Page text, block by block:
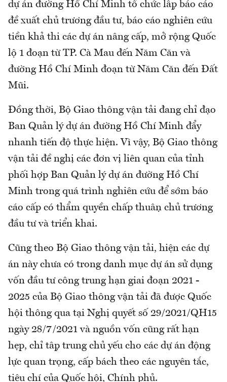
dự án đường Hồ Chí Minh tổ chức lập báo cáo
đề xuất chủ trương đầu tư, báo cáo nghiên cứu
tiền khả thi các dự án nâng cấp, mở rộng Quốc
lộ 1 đoạn từ TP. Cà Mau đến Năm Căn và
đường Hồ Chí Minh đoạn từ Năm Căn đến Đất
Mũi.
Đồng thời, Bộ Giao thông vận tải đang chỉ đạo
Ban Quản lý dự án đường Hồ Chí Minh đẩy
nhanh tiến độ thực hiện. Vì vậy, Bộ Giao thông
vận tải đề nghị các đơn vị liên quan của tỉnh
phối hợp Ban Quản lý dự án đường Hồ Chí
Minh trong quá trình nghiên cứu để sớm báo
cáo cấp có thẩm quyền chấp thuận chủ trương
đầu tư và triển khai.
Cũng theo Bộ Giao thông vận tải, hiện các dự
án này chưa có trong danh mục dự án sử dụng
vốn đầu tư công trung hạn giai đoạn 2021 -
2025 của Bộ Giao thông vận tải đã được Quốc
hội thông qua tại Nghị quyết số 29/2021/QH15
ngày 28/7/2021 và nguồn vốn cũng rất hạn
hẹp, chỉ tập trung chủ yếu cho các dự án động
lực quan trọng, cấp bách theo các nguyên tắc,
tiêu chí của Quốc hội, Chính phủ.